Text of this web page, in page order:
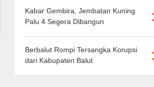
Kabar Gembira, Jembatan Kuning
Palu 4 Segera Dibangun
Berbalut Rompi Tersangka Korupsi
dari Kabupaten Balut